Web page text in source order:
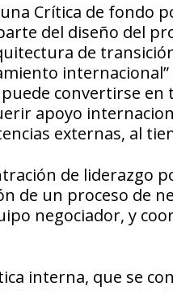
Crítica de fondo
del diseño del
de
convertirse
apoyo
externas, al
de liderazgo
de un proceso de
negociador, y
interna, que se